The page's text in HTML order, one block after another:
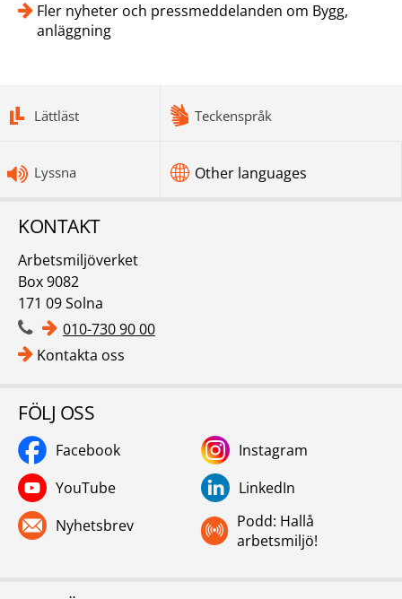
Fler nyheter och pressmeddelanden om Bygg,
anläggning
Lättläst Teckenspråk
Lyssna Other languages
KONTAKT
Arbetsmiljöverket
Box 9082
171 09 Solna
010-730 90 00
Kontakta oss
FÖLJ OSS
Facebook
Instagram
YouTube
LinkedIn
Nyhetsbrev
Podd: Hallå
arbetsmiljö!